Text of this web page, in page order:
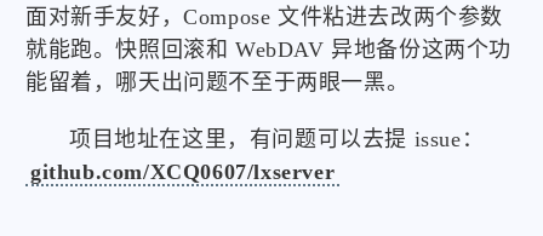
面对新手友好，Compose 文件粘进去改两个参数
就能跑。快照回滚和 WebDAV 异地备份这两个功
能留着，哪天出问题不至于两眼一黑。
项目地址在这里，有问题可以去提 issue：
github.com/XCQ0607/lxserver